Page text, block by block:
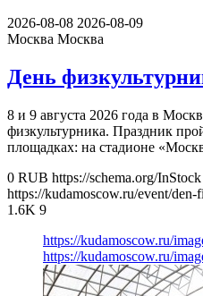
2026-08-08 2026-08-09
Москва Москва
День
8 и 9 августа 2026 года в
физкультурника. Праздник
площадках: на стадионе
0 RUB https://schema.org/InStock
https://kudamoscow.ru/event/
1.6K 9
https://kudamoscow.ru/
https://kudamoscow.ru/